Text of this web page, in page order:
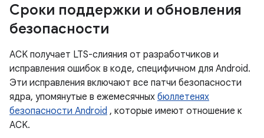
Сроки поддержки и обновления
безопасности
ACK получает LTS-слияния от разработчиков и
исправления ошибок в коде, специфичном для Android.
Эти исправления включают все патчи безопасности
ядра, упомянутые в ежемесячных бюллетенях
безопасности Android , которые имеют отношение к
ACK.